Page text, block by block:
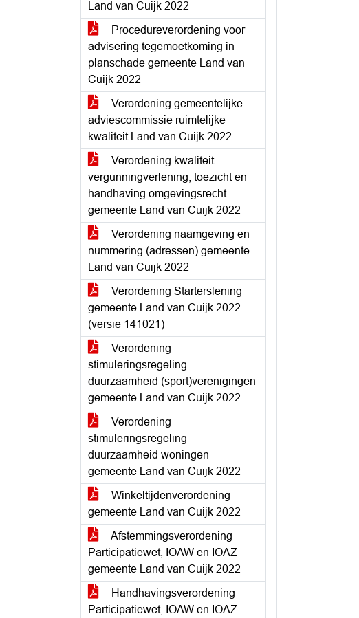
Land van Cuijk 2022
Procedureverordening voor
advisering tegemoetkoming in
planschade gemeente Land van
Cuijk 2022
Verordening gemeentelijke
adviescommissie ruimtelijke
kwaliteit Land van Cuijk 2022
Verordening kwaliteit
vergunningverlening, toezicht en
handhaving omgevingsrecht
gemeente Land van Cuijk 2022
Verordening naamgeving en
nummering (adressen) gemeente
Land van Cuijk 2022
Verordening Starterslening
gemeente Land van Cuijk 2022
(versie 141021)
Verordening
stimuleringsregeling
duurzaamheid (sport)verenigingen
gemeente Land van Cuijk 2022
Verordening
stimuleringsregeling
duurzaamheid woningen
gemeente Land van Cuijk 2022
Winkeltijdenverordening
gemeente Land van Cuijk 2022
Afstemmingsverordening
Participatiewet, IOAW en IOAZ
gemeente Land van Cuijk 2022
Handhavingsverordening
Participatiewet, IOAW en IOAZ